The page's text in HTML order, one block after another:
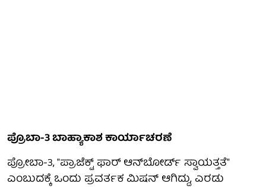
ಪ್ರೊಬಾ-3 ಬಾಹ್ಯಾಕಾಶ ಕಾರ್ಯಾಚರಣೆ
ಪ್ರೋಬಾ-3, "ಪ್ರಾಜೆಕ್ಟ್ ಫಾರ್ ಆನ್‌ಬೋರ್ಡ್ ಸ್ವಾಯತ್ತತೆ"
ಎಂಬುದಕ್ಕೆ ಒಂದು ಪ್ರವರ್ತಕ ಮಿಷನ್ ಆಗಿದ್ದು, ಎರಡು